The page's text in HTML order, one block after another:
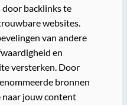
door backlinks te
websites.
van andere
en
versterken. Door
bronnen
naar jouw content